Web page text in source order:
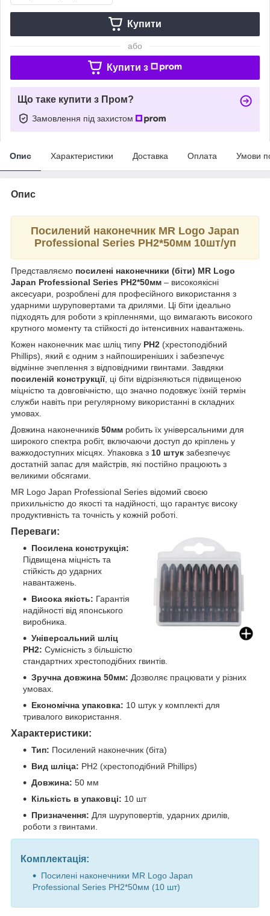
Купити
або
Купити з
Що таке купити з Пром?
Замовлення під захистом
Опис Характеристики Доставка Оплата Умови
Опис
Посилений наконечник MR Logo Japan
Professional Series РН2*50мм 10шт/уп
Представляємо посилені наконечники (біти) MR Logo
Japan Professional Series РН2*50мм – високоякісні
аксесуари, розроблені для професійного використання з
ударними шуруповертами та дрилями. Ці біти ідеально
підходять для роботи з кріпленнями, що вимагають високого
крутного моменту та стійкості до інтенсивних навантажень.
Кожен наконечник має шліц типу РН2 (хрестоподібний
Phillips), який є одним з найпоширеніших і забезпечує
відмінне зчеплення з відповідними гвинтами. Завдяки
посиленій конструкції, ці біти відрізняються підвищеною
міцністю та довговічністю, що значно подовжує їхній термін
служби навіть при регулярному використанні в складних
умовах.
Довжина наконечників 50мм робить їх універсальними для
широкого спектра робіт, включаючи доступ до кріплень у
важкодоступних місцях. Упаковка з 10 штук забезпечує
достатній запас для майстрів, які постійно працюють з
великими обсягами.
MR Logo Japan Professional Series відомий своєю
прихильністю до якості та надійності, що гарантує високу
продуктивність та точність у кожній роботі.
Переваги:
Посилена конструкція:
Підвищена міцність та
стійкість до ударних
навантажень.
Висока якість: Гарантія
надійності від японського
виробника.
Універсальний шліц
РН2: Сумісність з більшістю
стандартних хрестоподібних гвинтів.
Зручна довжина 50мм: Дозволяє працювати у різних
умовах.
Економічна упаковка: 10 штук у комплекті для
тривалого використання.
Характеристики:
Тип: Посилений наконечник (біта)
Вид шліца: РН2 (хрестоподібний Phillips)
Довжина: 50 мм
Кількість в упаковці: 10 шт
Призначення: Для шуруповертів, ударних дрилів,
роботи з гвинтами.
Комплектація:
Посилені наконечники MR Logo Japan
Professional Series РН2*50мм (10 шт)